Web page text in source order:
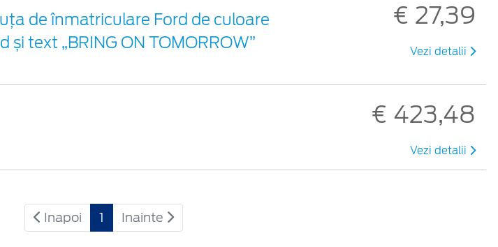
de înmatriculare Ford de culoare
și text „BRING ON TOMORROW”
€ 27,39
Vezi detalii
€ 423,48
Vezi detalii
Inapoi 1 Inainte